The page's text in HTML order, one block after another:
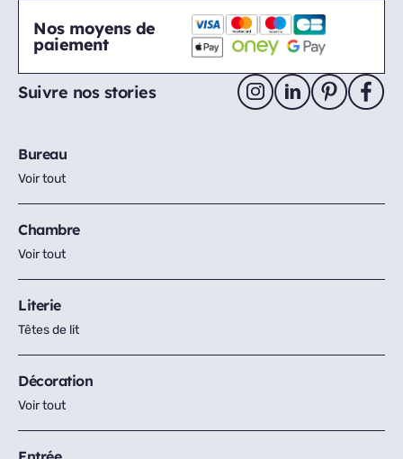
Nos moyens de
paiement
Suivre nos stories
Bureau
Voir tout
Chambre
Voir tout
Literie
Têtes de lit
Décoration
Voir tout